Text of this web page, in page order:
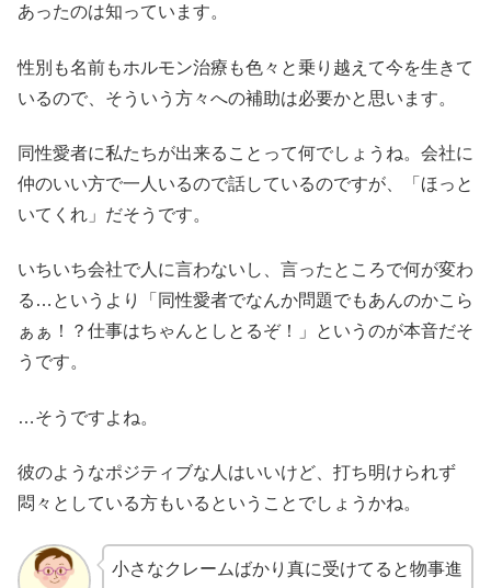
あったのは知っています。
性別も名前もホルモン治療も色々と乗り越えて今を生きて
いるので、そういう方々への補助は必要かと思います。
同性愛者に私たちが出来ることって何でしょうね。会社に
仲のいい方で一人いるので話しているのですが、「ほっと
いてくれ」だそうです。
いちいち会社で人に言わないし、言ったところで何が変わ
る…というより「同性愛者でなんか問題でもあんのかこら
ぁぁ！？仕事はちゃんとしとるぞ！」というのが本音だそ
うです。
…そうですよね。
彼のようなポジティブな人はいいけど、打ち明けられず
悶々としている方もいるということでしょうかね。
小さなクレームばかり真に受けてると物事進